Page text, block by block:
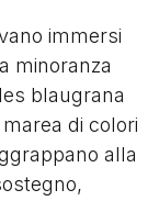
immersi
minoranza
blaugrana
di colori
alla